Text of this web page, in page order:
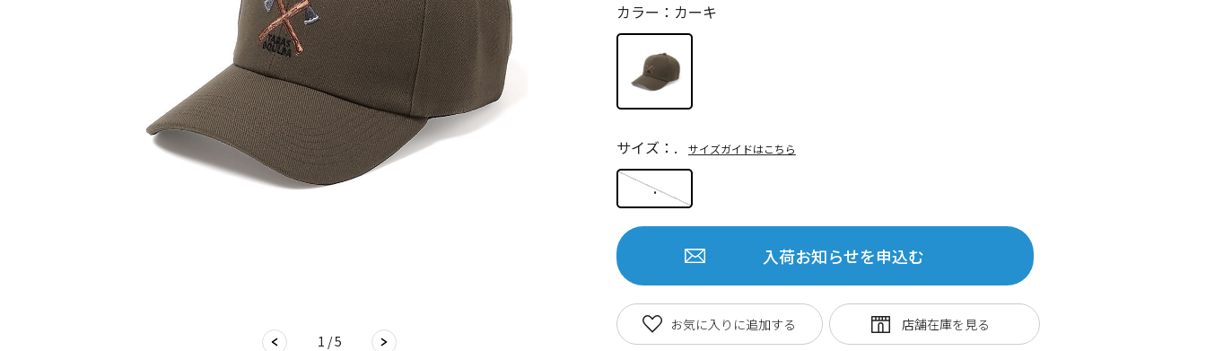
1 / 5
カラー：カーキ
.
サイズ：. サイズガイドはこちら
入荷お知らせを申込む
お気に入りに追加する